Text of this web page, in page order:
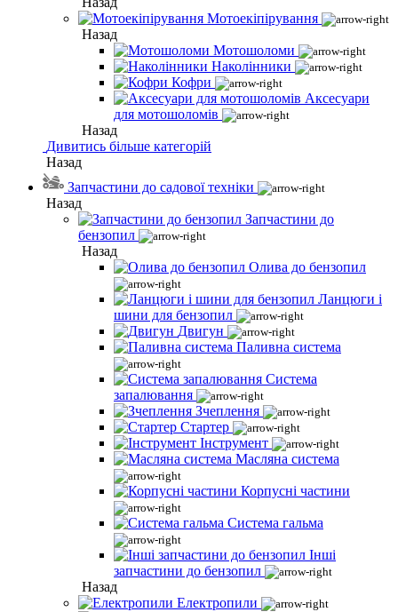
Мотоекіпірування
Назад
Мотошоломи
Наколінники
Кофри
Аксесуари
для мотошоломів
Назад
Дивитись більше категорій
Назад
Запчастини до садової техніки
Назад
Запчастини до
бензопил
Назад
Олива до бензопил
Ланцюги і
шини для бензопил
Двигун
Паливна система
Система
запалювання
Зчеплення
Стартер
Інструмент
Масляна система
Корпусні частини
Система гальма
Інші
запчастини до бензопил
Назад
Електропили